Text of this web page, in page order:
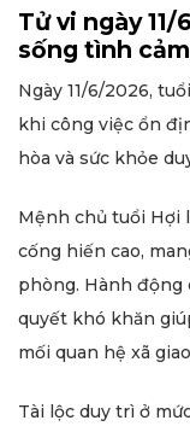
Tử vi ngày
sống tình
Ngày 11/6/2026,
khi công việc ổn
hòa và sức khỏe
Mệnh chủ tuổi Hợi
cống hiến cao,
phòng. Hành
quyết khó khăn
mối quan hệ xã
Tài lộc duy trì ở